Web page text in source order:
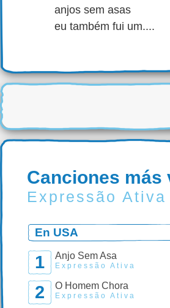
anjos sem asas
eu também fui um....
Canciones más
Expressão Ativa
En USA
1 Anjo Sem Asa
Expressão Ativa
2 O Homem Chora
Expressão Ativa